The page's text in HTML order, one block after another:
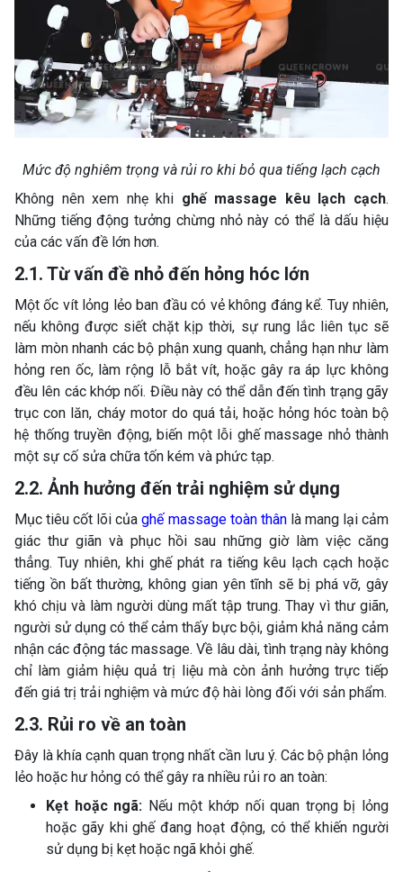
Mức độ nghiêm trọng và rủi ro khi bỏ qua tiếng lạch cạch
Không nên xem nhẹ khi ghế massage kêu lạch cạch.
Những tiếng động tưởng chừng nhỏ này có thể là dấu hiệu
của các vấn đề lớn hơn.
2.1. Từ vấn đề nhỏ đến hỏng hóc lớn
Một ốc vít lỏng lẻo ban đầu có vẻ không đáng kể. Tuy nhiên,
nếu không được siết chặt kịp thời, sự rung lắc liên tục sẽ
làm mòn nhanh các bộ phận xung quanh, chẳng hạn như làm
hỏng ren ốc, làm rộng lỗ bắt vít, hoặc gây ra áp lực không
đều lên các khớp nối. Điều này có thể dẫn đến tình trạng gãy
trục con lăn, cháy motor do quá tải, hoặc hỏng hóc toàn bộ
hệ thống truyền động, biến một lỗi ghế massage nhỏ thành
một sự cố sửa chữa tốn kém và phức tạp.
2.2. Ảnh hưởng đến trải nghiệm sử dụng
Mục tiêu cốt lõi củaghế massage toàn thânlà mang lại cảm
giác thư giãn và phục hồi sau những giờ làm việc căng
thẳng. Tuy nhiên, khi ghế phát ra tiếng kêu lạch cạch hoặc
tiếng ồn bất thường, không gian yên tĩnh sẽ bị phá vỡ, gây
khó chịu và làm người dùng mất tập trung. Thay vì thư giãn,
người sử dụng có thể cảm thấy bực bội, giảm khả năng cảm
nhận các động tác massage. Về lâu dài, tình trạng này không
chỉ làm giảm hiệu quả trị liệu mà còn ảnh hưởng trực tiếp
đến giá trị trải nghiệm và mức độ hài lòng đối với sản phẩm.
2.3. Rủi ro về an toàn
Đây là khía cạnh quan trọng nhất cần lưu ý. Các bộ phận lỏng
lẻo hoặc hư hỏng có thể gây ra nhiều rủi ro an toàn:
Kẹt hoặc ngã: Nếu một khớp nối quan trọng bị lỏng
hoặc gãy khi ghế đang hoạt động, có thể khiến người
sử dụng bị kẹt hoặc ngã khỏi ghế.